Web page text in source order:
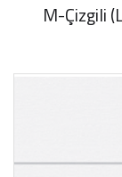
M-Çizgili